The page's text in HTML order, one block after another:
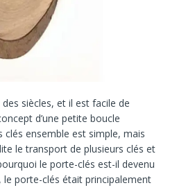
siècles, et il est facile de
d’une petite boucle
ensemble est simple, mais
le transport de plusieurs clés et
le porte-clés est-il devenu
le porte-clés était principalement